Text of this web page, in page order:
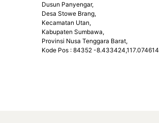
Dusun Panyengar,
Desa Stowe Brang,
Kecamatan Utan,
Kabupaten Sumbawa,
Provinsi Nusa Tenggara Barat,
Kode Pos : 84352 -8.433424,117.074614